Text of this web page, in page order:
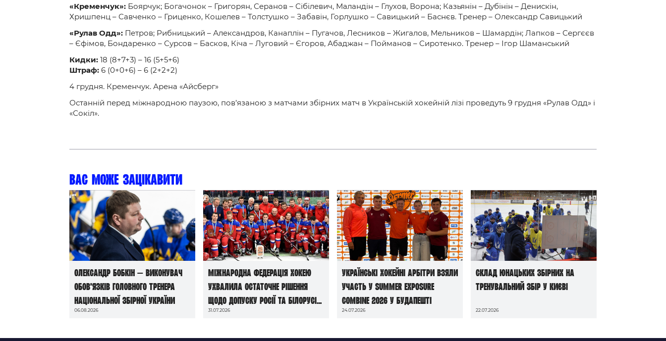
«Кременчук»: Боярчук; Богачонок – Григорян, Серанов – Сібілевич, Маландін – Глухов, Ворона; Казьянін – Дубінін – Денискін,
Хришпенц – Савченко – Гриценко, Кошелев – Толстушко – Забавін, Горлушко – Савицький – Баснєв. Тренер – Олександр Савицький
«Рулав Одд»: Петров; Рибницький – Александров, Канаплін – Пугачов, Лесников – Жигалов, Мельников – Шамардін; Лапков – Сергєєв
– Єфімов, Бондаренко – Сурсов – Басков, Кіча – Луговий – Єгоров, Абаджан – Пойманов – Сиротенко. Тренер – Ігор Шаманський
Кидки: 18 (8+7+3) – 16 (5+5+6)
Штраф: 6 (0+0+6) – 6 (2+2+2)
4 грудня. Кременчук. Арена «Айсберг»
Останній перед міжнародною паузою, пов’язаною з матчами збірних матч в Українській хокейній лізі проведуть 9 грудня «Рулав Одд» і
«Сокіл».
Вас може зацікавити
Олександр Бобкін — виконувач
обов’язків головного тренера
національної збірної України
06.08.2026
Міжнародна федерація хокею
ухвалила остаточне рішення
щодо допуску росії та білорусі
до чемпіонатів світу сезону
31.07.2026
Українські хокейні арбітри взяли
участь у Summer Exposure
Combine 2026 у Будапешті
24.07.2026
Склад юнацьких збірних на
тренувальний збір у Києві
22.07.2026